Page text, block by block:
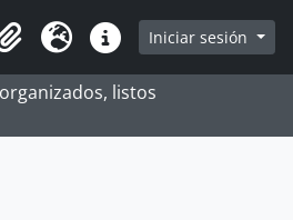
in browse page
Idioma Enlaces rápidos
Iniciar sesión
listos